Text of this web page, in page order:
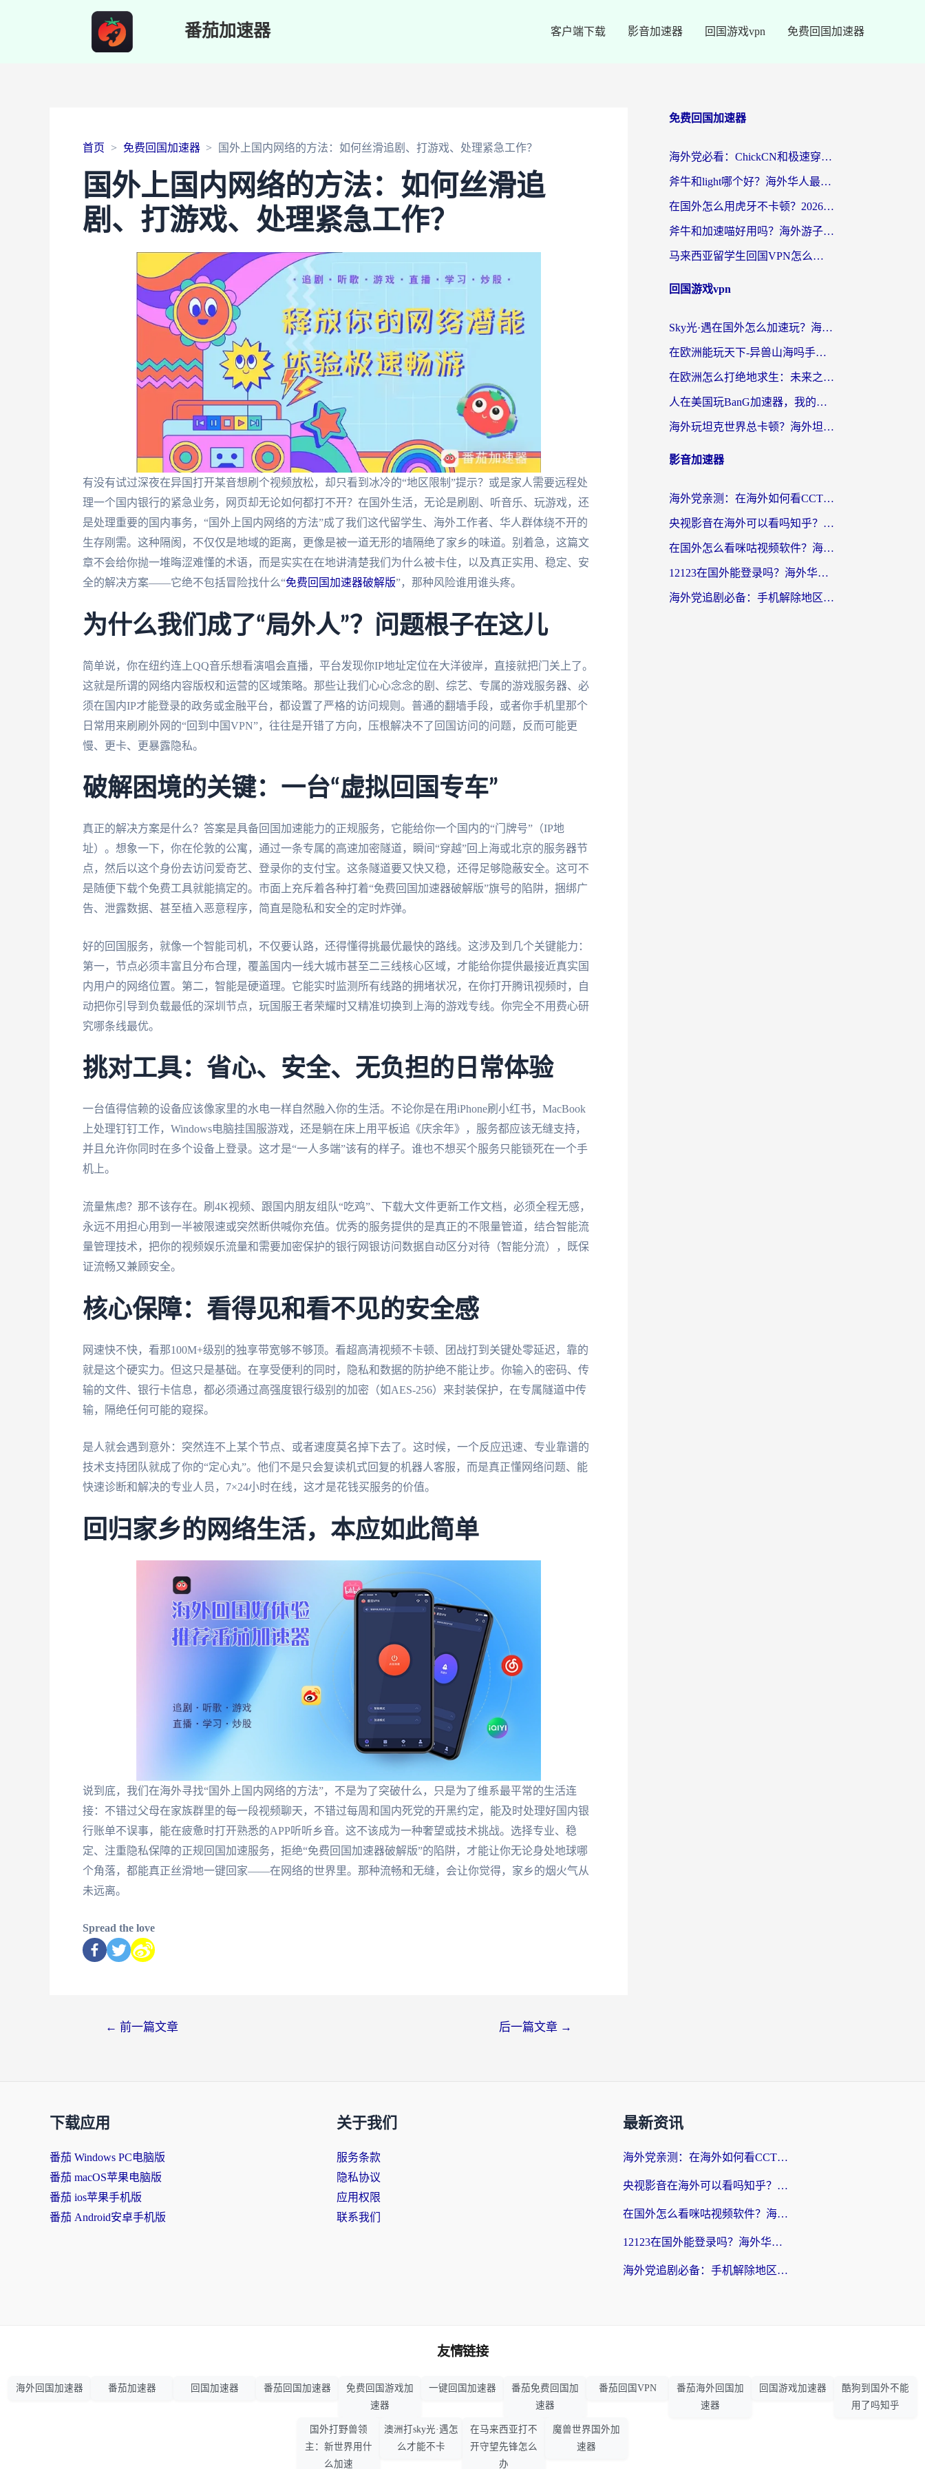
番茄加速器 客户端下载 影音加速器 回国游戏vpn 免费回国加速器
首页 免费回国加速器 国外上国内网络的方法：如何丝滑追剧、打游戏、处理紧急工作？
国外上国内网络的方法：如何丝滑追
剧、打游戏、处理紧急工作？
有没有试过深夜在异国打开某音想刷个视频放松，却只看到冰冷的“地区限制”提示？或是家人需要远程处
理一个国内银行的紧急业务，网页却无论如何都打不开？在国外生活，无论是刷剧、听音乐、玩游戏，还
是处理重要的国内事务，“国外上国内网络的方法”成了我们这代留学生、海外工作者、华人群体绕不开的
生存刚需。这种隔阂，不仅仅是地域的距离，更像是被一道无形的墙隔绝了家乡的味道。别着急，这篇文
章不会给你抛一堆晦涩难懂的术语，而是实实在在地讲清楚我们为什么被卡住，以及真正实用、稳定、安
全的解决方案——它绝不包括冒险找什么“免费回国加速器破解版”，那种风险谁用谁头疼。
为什么我们成了“局外人”？问题根子在这儿
简单说，你在纽约连上QQ音乐想看演唱会直播，平台发现你IP地址定位在大洋彼岸，直接就把门关上了。
这就是所谓的网络内容版权和运营的区域策略。那些让我们心心念念的剧、综艺、专属的游戏服务器、必
须在国内IP才能登录的政务或金融平台，都设置了严格的访问规则。普通的翻墙手段，或者你手机里那个
日常用来刷刷外网的“回到中国VPN”，往往是开错了方向，压根解决不了回国访问的问题，反而可能更
慢、更卡、更暴露隐私。
破解困境的关键：一台“虚拟回国专车”
真正的解决方案是什么？答案是具备回国加速能力的正规服务，它能给你一个国内的“门牌号”（IP地
址）。想象一下，你在伦敦的公寓，通过一条专属的高速加密隧道，瞬间“穿越”回上海或北京的服务器节
点，然后以这个身份去访问爱奇艺、登录你的支付宝。这条隧道要又快又稳，还得足够隐蔽安全。这可不
是随便下载个免费工具就能搞定的。市面上充斥着各种打着“免费回国加速器破解版”旗号的陷阱，捆绑广
告、泄露数据、甚至植入恶意程序，简直是隐私和安全的定时炸弹。
好的回国服务，就像一个智能司机，不仅要认路，还得懂得挑最优最快的路线。这涉及到几个关键能力：
第一，节点必须丰富且分布合理，覆盖国内一线大城市甚至二三线核心区域，才能给你提供最接近真实国
内用户的网络位置。第二，智能是硬道理。它能实时监测所有线路的拥堵状况，在你打开腾讯视频时，自
动把你引导到负载最低的深圳节点，玩国服王者荣耀时又精准切换到上海的游戏专线。你完全不用费心研
究哪条线最优。
挑对工具：省心、安全、无负担的日常体验
一台值得信赖的设备应该像家里的水电一样自然融入你的生活。不论你是在用iPhone刷小红书，MacBook
上处理钉钉工作，Windows电脑挂国服游戏，还是躺在床上用平板追《庆余年》，服务都应该无缝支持，
并且允许你同时在多个设备上登录。这才是“一人多端”该有的样子。谁也不想买个服务只能锁死在一个手
机上。
流量焦虑？那不该存在。刷4K视频、跟国内朋友组队“吃鸡”、下载大文件更新工作文档，必须全程无感，
永远不用担心用到一半被限速或突然断供喊你充值。优秀的服务提供的是真正的不限量管道，结合智能流
量管理技术，把你的视频娱乐流量和需要加密保护的银行网银访问数据自动区分对待（智能分流），既保
证流畅又兼顾安全。
核心保障：看得见和看不见的安全感
网速快不快，看那100M+级别的独享带宽够不够顶。看超高清视频不卡顿、团战打到关键处零延迟，靠的
就是这个硬实力。但这只是基础。在享受便利的同时，隐私和数据的防护绝不能让步。你输入的密码、传
输的文件、银行卡信息，都必须通过高强度银行级别的加密（如AES-256）来封装保护，在专属隧道中传
输，隔绝任何可能的窥探。
是人就会遇到意外：突然连不上某个节点、或者速度莫名掉下去了。这时候，一个反应迅速、专业靠谱的
技术支持团队就成了你的“定心丸”。他们不是只会复读机式回复的机器人客服，而是真正懂网络问题、能
快速诊断和解决的专业人员，7×24小时在线，这才是花钱买服务的价值。
回归家乡的网络生活，本应如此简单
说到底，我们在海外寻找“国外上国内网络的方法”，不是为了突破什么，只是为了维系最平常的生活连
接：不错过父母在家族群里的每一段视频聊天，不错过每周和国内死党的开黑约定，能及时处理好国内银
行账单不误事，能在疲惫时打开熟悉的APP听听乡音。这不该成为一种奢望或技术挑战。选择专业、稳
定、注重隐私保障的正规回国加速服务，拒绝“免费回国加速器破解版”的陷阱，才能让你无论身处地球哪
个角落，都能真正丝滑地一键回家——在网络的世界里。那种流畅和无缝，会让你觉得，家乡的烟火气从
未远离。
Spread the love
← 前一篇文章 后一篇文章 →
免费回国加速器
海外党必看：ChickCN和极速穿梭VPN好用吗？3招教你选对回国加速器无缝刷国内资源
斧牛和light哪个好？海外华人最关心的回国加速器选择难题，一篇讲透
在国外怎么用虎牙不卡顿？2026海外华人亲测有效的回国加速器选择指南
斧牛和加速喵好用吗？海外游子的真实选择困境
马来西亚留学生回国VPN怎么选？3个避坑点+1款实测好用的加速器推荐
回国游戏vpn
Sky光·遇在国外怎么加速玩？海外党亲测有效的国服游戏加速指南
在欧洲能玩天下-异兽山海吗手游？海外玩家的加速器生存指南
在欧洲怎么打绝地求生：未来之役不卡？留学生亲测的加速器避坑指南
人在美国玩BanG加速器，我的延迟终于绿了
海外玩坦克世界总卡顿？海外坦克世界加速器有哪些？实测好用的选择在这里
影音加速器
海外党亲测：在海外如何看CCTV？告别“仅限大陆播放”的实用指南
央视影音在海外可以看吗知乎？留学生亲测：3步解决地域限制+追剧自由
在国外怎么看咪咕视频软件？海外党亲测有效的回国加速方案
12123在国外能登录吗？海外华人必看的回国加速实用指南
海外党追剧必备：手机解除地区限制app怎么选？解决央视视频&国内剧地区限制全指南
下载应用
番茄 Windows PC电脑版
番茄 macOS苹果电脑版
番茄 ios苹果手机版
番茄 Android安卓手机版
关于我们
服务条款
隐私协议
应用权限
联系我们
最新资讯
海外党亲测：在海外如何看CCTV？告别“仅限大陆播放”的实用指南
央视影音在海外可以看吗知乎？留学生亲测：3步解决地域限制+追剧自由
在国外怎么看咪咕视频软件？海外党亲测有效的回国加速方案
12123在国外能登录吗？海外华人必看的回国加速实用指南
海外党追剧必备：手机解除地区限制app怎么选？解决央视视频&国内剧地区限制全指南
友情链接
海外回国加速器 番茄加速器 回国加速器 番茄回国加速器
免费回国游戏加
速器
一键回国加速器
番茄免费回国加
速器
番茄回国VPN
番茄海外回国加
速器
回国游戏加速器
酷狗到国外不能
用了吗知乎
国外打野兽领
主：新世界用什
么加速
澳洲打sky光·遇怎
么才能不卡
在马来西亚打不
开守望先锋怎么
办
魔兽世界国外加
速器